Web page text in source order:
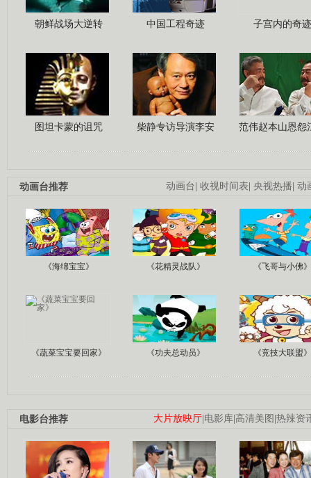
朝鲜战场大逆转 中国工程奇迹 子宫内的奇迹
图坦卡蒙的诅咒 柴静专访导演李安 范伟赵本山恩怨
动画台| 收视时间表| 央视热播| 动
动画台推荐
《海绵宝宝》 《花精灵战队》 《飞哥与小佛》
《蔬菜宝宝要回家》 《功夫总动员》 《竞技大联盟》
大片放映厅|电影库|高清美图 |热辣资
电影台推荐